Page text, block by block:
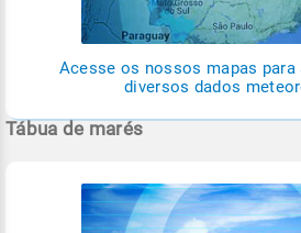
Acesse os nossos mapas
diversos dados
Tábua de marés